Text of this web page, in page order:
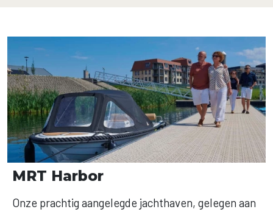
MRT Harbor
Onze prachtig aangelegde jachthaven, gelegen aan